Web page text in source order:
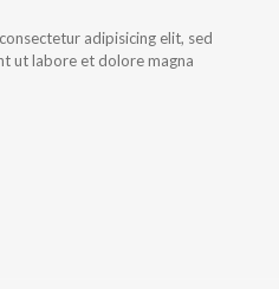
adipisicing elit, sed
ut labore et dolore magna